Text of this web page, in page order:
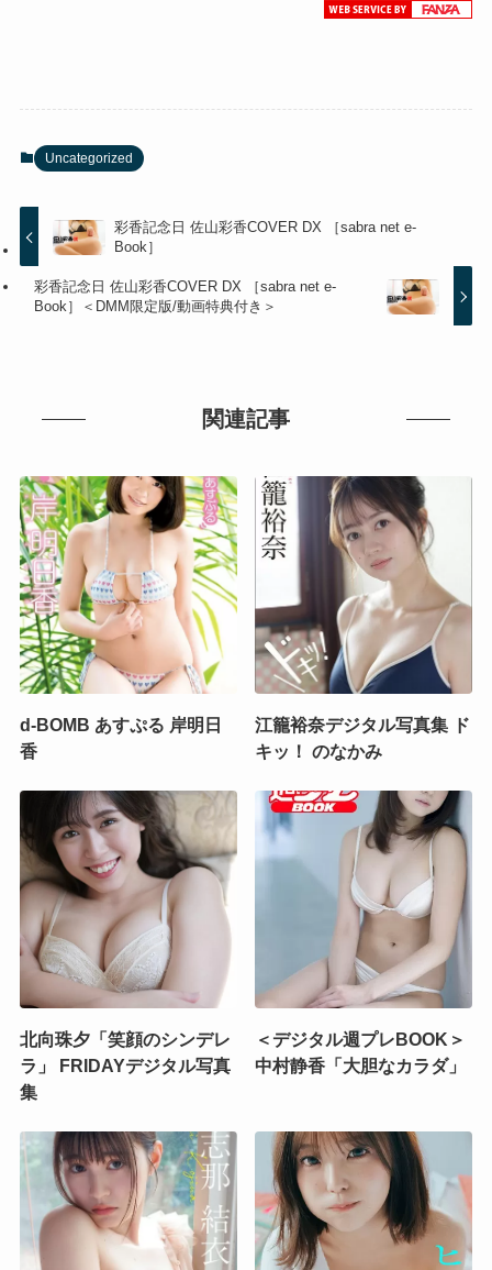
Uncategorized
彩香記念日 佐山彩香COVER DX ［sabra net e-
Book］
彩香記念日 佐山彩香COVER DX ［sabra net e-
Book］＜DMM限定版/動画特典付き＞
関連記事
d-BOMB あすぷる 岸明日
香
江籠裕奈デジタル写真集 ド
キッ！ のなかみ
北向珠夕「笑顔のシンデレ
ラ」 FRIDAYデジタル写真
集
＜デジタル週プレBOOK＞
中村静香「大胆なカラダ」